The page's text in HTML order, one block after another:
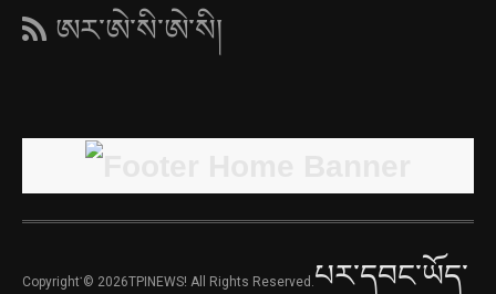
ཨར་ཨེ་སི་ཨེ་སི།
Copyright་© 2026TPINEWS! All Rights Reserved. པར་དབང་ཡོད་